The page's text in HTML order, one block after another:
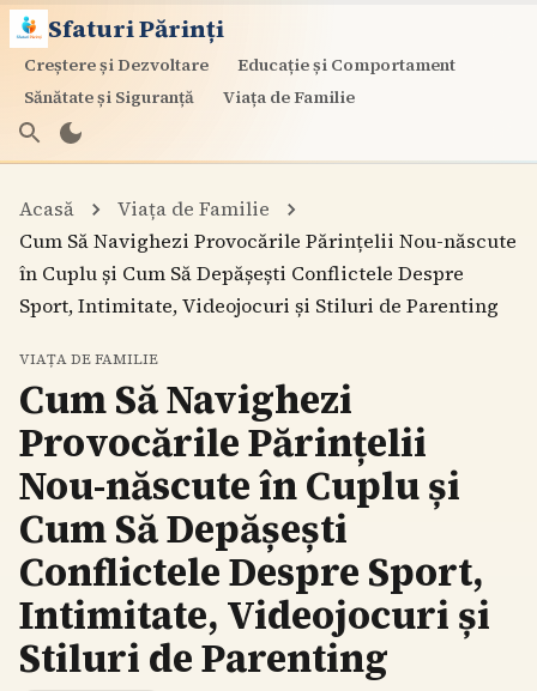
Sfaturi Părinți
Creștere și Dezvoltare
Educație și Comportament
Sănătate și Siguranță
Viața de Familie
Acasă
Viața de Familie
Cum Să Navighezi Provocările Părințelii Nou-născute
în Cuplu și Cum Să Depășești Conflictele Despre
Sport, Intimitate, Videojocuri și Stiluri de Parenting
VIAȚA DE FAMILIE
Cum Să Navighezi
Provocările Părințelii
Nou-născute în Cuplu și
Cum Să Depășești
Conflictele Despre Sport,
Intimitate, Videojocuri și
Stiluri de Parenting